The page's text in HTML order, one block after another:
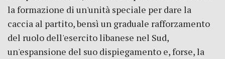
la formazione di un'unità speciale per dare la
caccia al partito, bensì un graduale rafforzamento
del ruolo dell'esercito libanese nel Sud,
un'espansione del suo dispiegamento e, forse, la